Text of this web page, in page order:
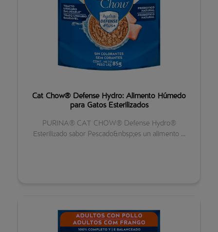
Cat Chow® Defense Hydro: Alimento Húmedo
para Gatos Esterilizados
PURINA® CAT CHOW® Defense Hydro®
Esterilizado sabor Pescado&nbsp;es un alimento ...